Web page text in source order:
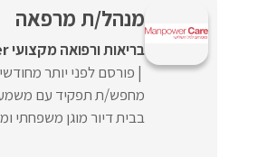
מנהל/ת מרפאה
בריאות ורפואה מקצועי Manpower
פורסם לפני יותר
מחפש/ת תפקיד עם
בבית דיור מוגן משפחתי